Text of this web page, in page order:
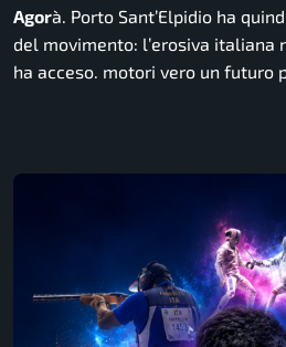
Agorà. Porto Sant’Elpidio ha
del movimento: l’erosiva italiana
ha acceso. motori vero un futuro